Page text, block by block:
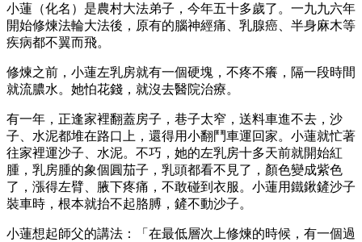
小蓮（化名）是農村大法弟子，今年五十多歲了。一九九六年
開始修煉法輪大法後，原有的腦神經痛、乳腺癌、半身麻木等
疾病都不翼而飛。
修煉之前，小蓮左乳房就有一個硬塊，不疼不癢，隔一段時間
就流膿水。她怕花錢，就沒去醫院治療。
有一年，正逢家裡翻蓋房子，巷子太窄，送料車進不去，沙
子、水泥都堆在路口上，還得用小翻鬥車運回家。小蓮就忙著
往家裡運沙子、水泥。不巧，她的左乳房十多天前就開始紅
腫，乳房腫的象個圓茄子，乳頭都看不見了，顏色變成紫色
了，漲得左臂、腋下疼痛，不敢碰到衣服。小蓮用鐵鍬鏟沙子
裝車時，根本就抬不起胳膊，鏟不動沙子。
小蓮想起師父的講法：「在最低層次上修煉的時候，有一個過